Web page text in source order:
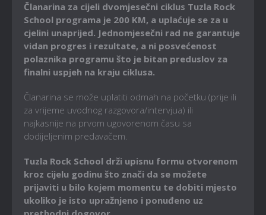
Članarina za cijeli dvomjesečni ciklus Tuzla Rock
School programa je 200 KM, a uplaćuje se za u
cjelini unaprijed. Jednomjesečni rad ne garantuje
vidan progres i rezultate, a ni posvećenost
polaznika programu što je bitan preduslov za
finalni uspjeh na kraju ciklusa.
Članarina se može uplatiti odmah na početku (prije ili
za vrijeme uvodnog razgovora/intervjua) ili
najkasnije na prvom ugovorenom času sa
dodijeljenim predavačem.
Tuzla Rock School drži upisnu formu otvorenom
kroz cijelu godinu što znači da se možete
prijaviti u bilo kojem momentu te dobiti mjesto
ukoliko je isto upražnjeno i ponuđeno uz